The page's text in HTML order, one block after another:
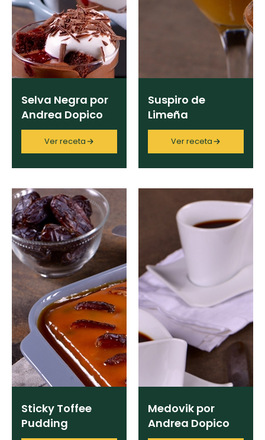
Selva Negra por
Andrea Dopico
Ver receta
Suspiro de
Limeña
Ver receta
Sticky Toffee
Pudding
Medovik por
Andrea Dopico